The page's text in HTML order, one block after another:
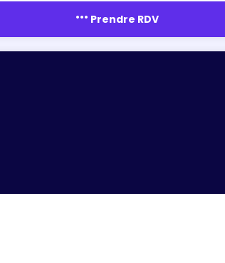
more_horiz Prendre RDV